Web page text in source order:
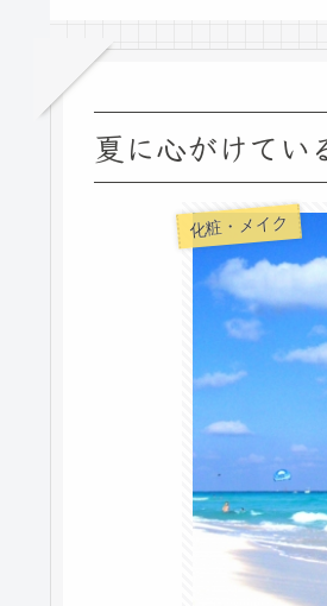
夏に心がけてい
化粧・メイク